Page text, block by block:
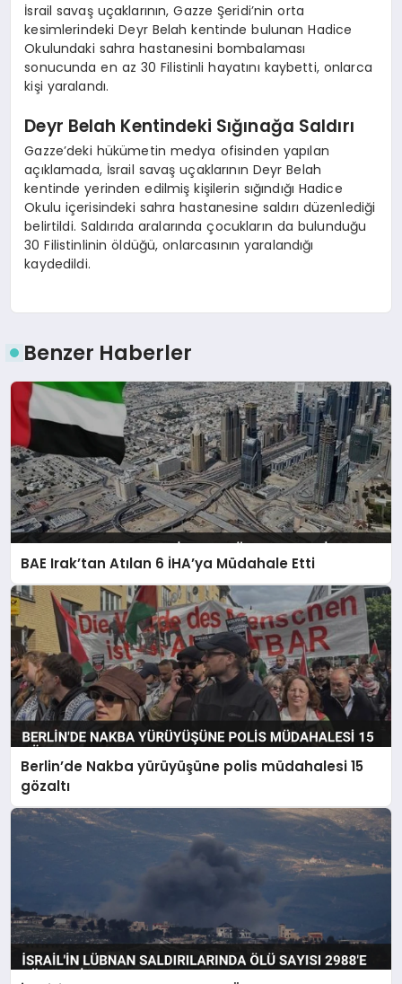
İsrail savaş uçaklarının, Gazze Şeridi’nin orta
kesimlerindeki Deyr Belah kentinde bulunan Hadice
Okulundaki sahra hastanesini bombalaması
sonucunda en az 30 Filistinli hayatını kaybetti, onlarca
kişi yaralandı.
Deyr Belah Kentindeki Sığınağa Saldırı
Gazze’deki hükümetin medya ofisinden yapılan
açıklamada, İsrail savaş uçaklarının Deyr Belah
kentinde yerinden edilmiş kişilerin sığındığı Hadice
Okulu içerisindeki sahra hastanesine saldırı düzenlediği
belirtildi. Saldırıda aralarında çocukların da bulunduğu
30 Filistinlinin öldüğü, onlarcasının yaralandığı
kaydedildi.
Benzer Haberler
BAE Irak’tan Atılan 6 İHA’ya Müdahale Etti
Berlin’de Nakba yürüyüşüne polis müdahalesi 15
gözaltı